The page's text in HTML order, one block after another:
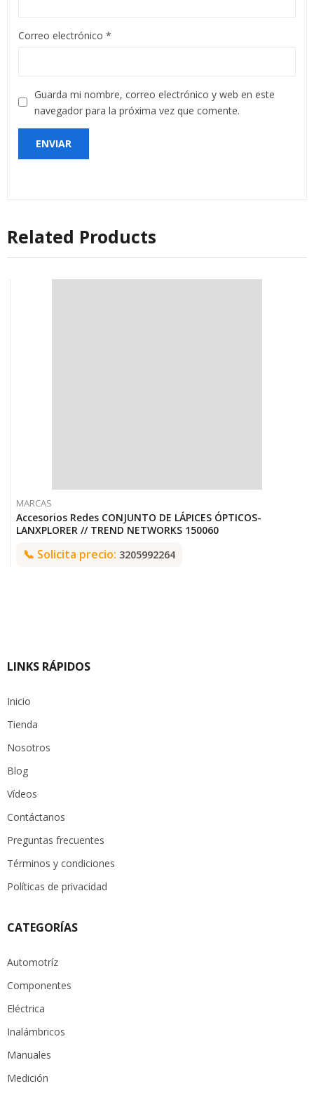
Correo electrónico *
Guarda mi nombre, correo electrónico y web en este
navegador para la próxima vez que comente.
Related Products
MARCAS
Accesorios Redes CONJUNTO DE LÁPICES ÓPTICOS-
LANXPLORER // TREND NETWORKS 150060
📞 Solicita precio: 3205992264
LINKS RÁPIDOS
Inicio
Tienda
Nosotros
Blog
Vídeos
Contáctanos
Preguntas frecuentes
Términos y condiciones
Políticas de privacidad
CATEGORÍAS
Automotríz
Componentes
Eléctrica
Inalámbricos
Manuales
Medición